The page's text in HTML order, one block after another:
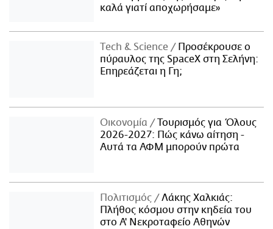
καλά γιατί αποχωρήσαμε»
Τech & Science
Προσέκρουσε ο
πύραυλος της SpaceX στη Σελήνη:
Επηρεάζεται η Γη;
Οικονομία
Τουρισμός για Όλους
2026-2027: Πώς κάνω αίτηση -
Αυτά τα ΑΦΜ μπορούν πρώτα
Πολιτισμός
Λάκης Χαλκιάς:
Πλήθος κόσμου στην κηδεία του
στο Α' Νεκροταφείο Αθηνών